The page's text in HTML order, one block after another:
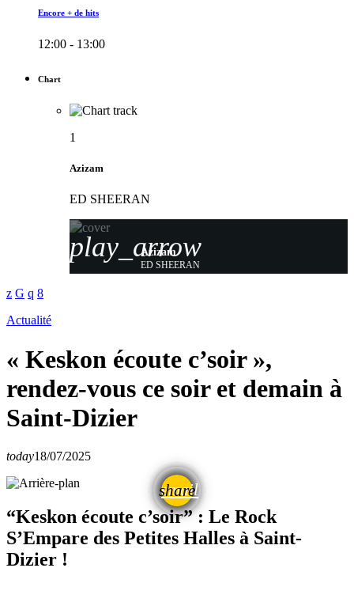
Encore + de hits
12:00 - 13:00
Chart
1
Azizam
ED SHEERAN
play_arrow
Azizam
ED SHEERAN
Actualité
« Keskon écoute c’soir »,
rendez-vous ce soir et demain à
Saint-Dizier
today18/07/2025
share
email
“Keskon écoute c’soir” : Le Rock
S’Empare des Petites Halles à Saint-
Dizier !